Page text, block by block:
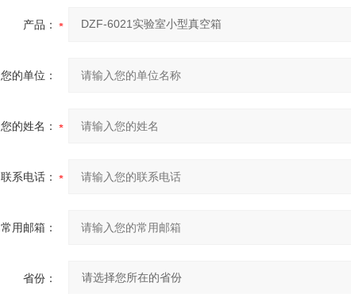
产品：
您的单位：
您的姓名：
联系电话：
常用邮箱：
省份：